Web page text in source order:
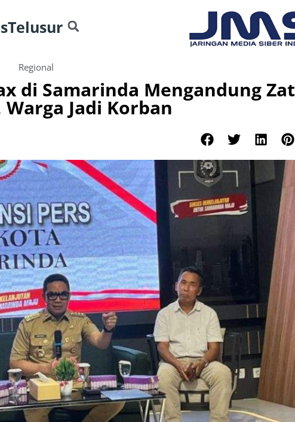
Telusur
Regional
di Samarinda Mengandung Zat
Jadi Korban